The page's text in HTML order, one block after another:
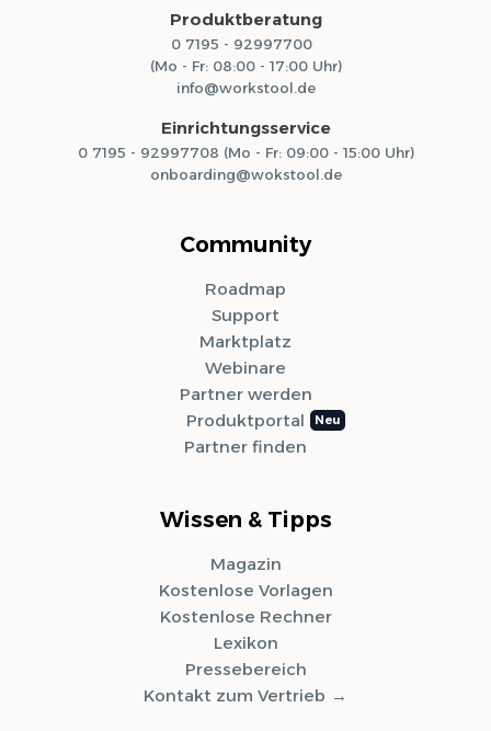
Produktberatung
0 7195 - 92997700
(Mo - Fr: 08:00 - 17:00 Uhr)
info@workstool.de
Einrichtungsservice
0 7195 - 92997708 (Mo - Fr: 09:00 - 15:00 Uhr)
onboarding@wokstool.de
Community
Roadmap
Support
Marktplatz
Webinare
Partner werden
Produktportal
Partner finden
Wissen & Tipps
Magazin
Kostenlose Vorlagen
Kostenlose Rechner
Lexikon
Pressebereich
Kontakt zum Vertrieb